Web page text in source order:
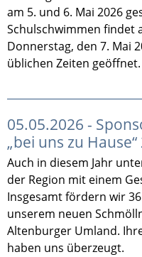
am 5. und 6. Mai 2026
Schulschwimmen findet
Donnerstag, den 7. Mai
üblichen Zeiten geöffnet.
05.05.2026 -
„bei uns zu Hause“
Auch in diesem Jahr
der Region mit einem
Insgesamt fördern wir
unserem neuen
Altenburger Umland.
haben uns überzeugt.